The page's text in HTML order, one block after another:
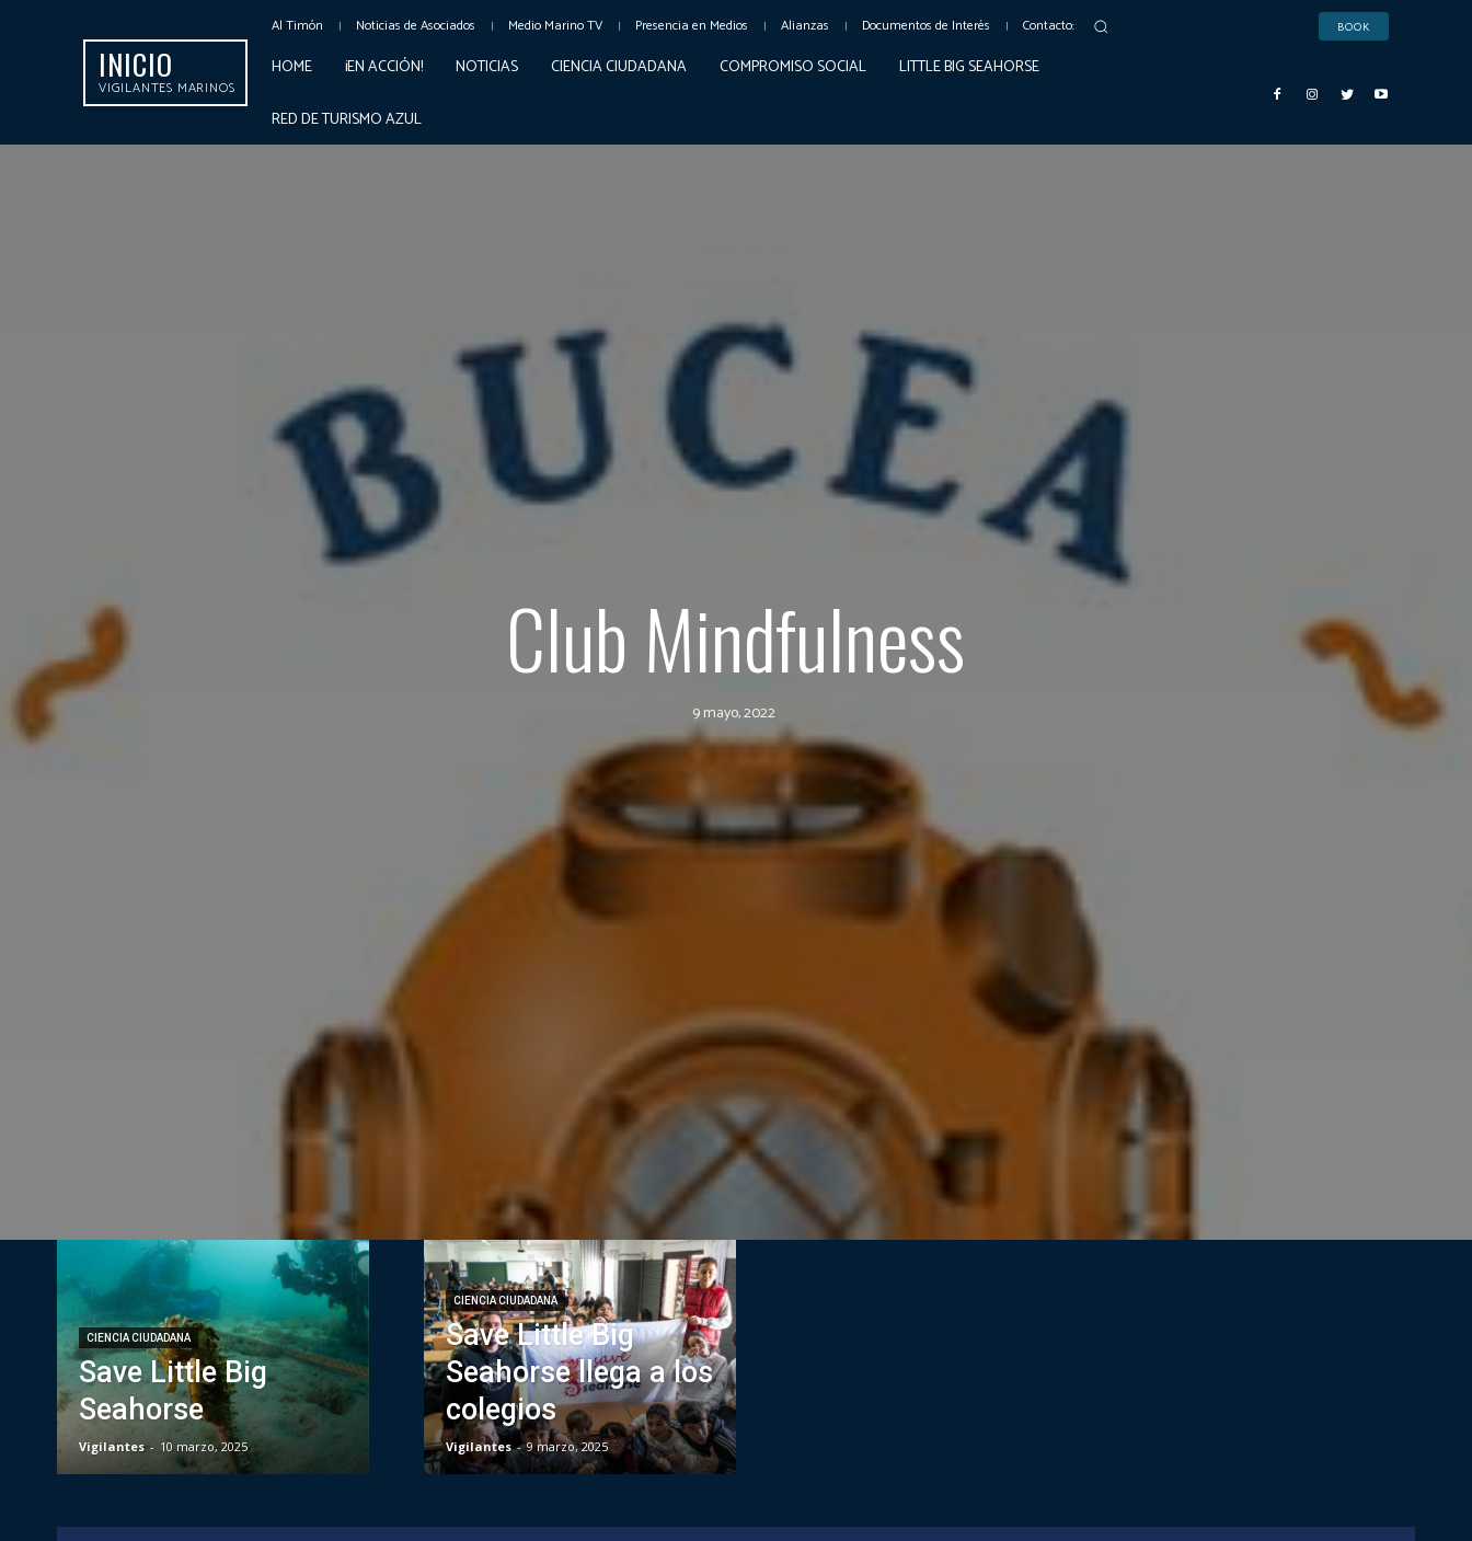
INICIO
VIGILANTES MARINOS
Al Timón Noticias de Asociados Medio Marino TV Presencia en Medios Alianzas Documentos de Interés Contacto: BOOK
HOME ¡EN ACCIÓN! NOTICIAS CIENCIA CIUDADANA COMPROMISO SOCIAL LITTLE BIG SEAHORSE
RED DE TURISMO AZUL
Club Mindfulness
9 mayo, 2022
CIENCIA CIUDADANA
Save Little Big
Seahorse
Vigilantes - 10 marzo, 2025
CIENCIA CIUDADANA
Save Little Big
Seahorse llega a los
colegios
Vigilantes - 9 marzo, 2025